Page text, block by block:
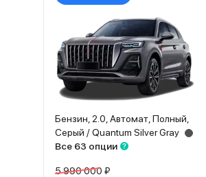
Бензин, 2.0, Автомат, Полный,
Серый / Quantum Silver Gray
Все 63 опции
5 990 000 ₽